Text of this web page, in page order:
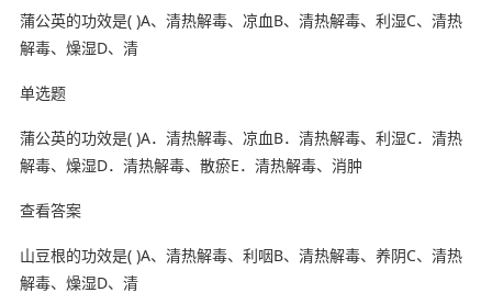
蒲公英的功效是( )A、清热解毒、凉血B、清热解毒、利湿C、清热
解毒、燥湿D、清
单选题
蒲公英的功效是( )A．清热解毒、凉血B．清热解毒、利湿C．清热
解毒、燥湿D．清热解毒、散瘀E．清热解毒、消肿
查看答案
山豆根的功效是( )A、清热解毒、利咽B、清热解毒、养阴C、清热
解毒、燥湿D、清